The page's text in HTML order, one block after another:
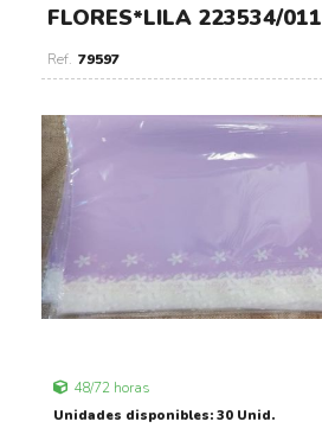
FLORES*LILA 223534/011
79597
48/72 horas
Unidades disponibles: 30 Unid.